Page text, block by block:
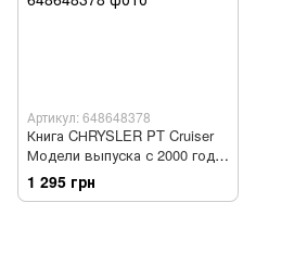
Артикул: 648648378
Книга CНRYSLER PT Cruiser
Модели выпуска с 2000 года
Устройство, техническое
обслуживание и ремонт
1 295 грн